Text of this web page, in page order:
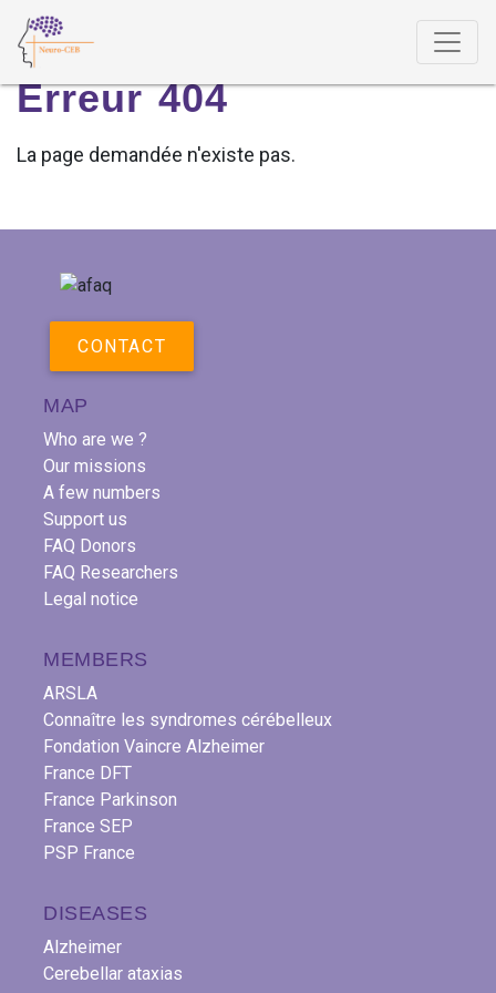
Erreur 404
Erreur 404
La page demandée n'existe pas.
CONTACT
MAP
Who are we ?
Our missions
A few numbers
Support us
FAQ Donors
FAQ Researchers
Legal notice
MEMBERS
ARSLA
Connaître les syndromes cérébelleux
Fondation Vaincre Alzheimer
France DFT
France Parkinson
France SEP
PSP France
DISEASES
Alzheimer
Cerebellar ataxias